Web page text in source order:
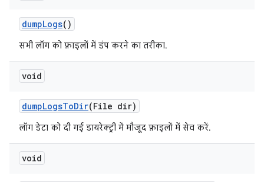
dumpLogs()
सभी लॉग को फ़ाइलों में डंप करने का तरीका.
void
dumpLogsToDir(File dir)
लॉग डेटा को दी गई डायरेक्ट्री में मौजूद फ़ाइलों में सेव करें.
void